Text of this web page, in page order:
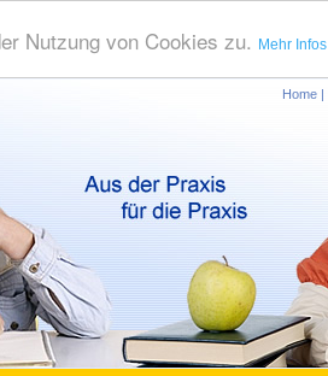
Nutzung von Cookies zu. Mehr Infos
Home |